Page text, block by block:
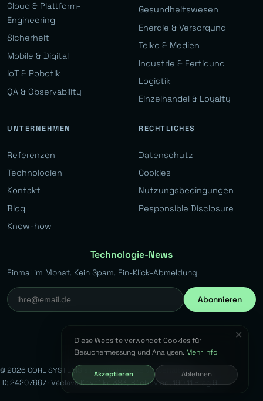
Cloud & Plattform-
Engineering
Sicherheit
Mobile & Digital
IoT & Robotik
QA & Observability
Gesundheitswesen
Energie & Versorgung
Telko & Medien
Industrie & Fertigung
Logistik
Einzelhandel & Loyalty
UNTERNEHMEN
Referenzen
Technologien
Kontakt
Blog
Know-how
RECHTLICHES
Datenschutz
Cookies
Nutzungsbedingungen
Responsible Disclosure
Technologie-News
Einmal im Monat. Kein Spam. Ein-Klick-Abmeldung.
Abonnieren
© 2026 CORE SYSTEMS s.r.o. Alle Rechte vorbehalten.
ID: 24207667 · Václava Kovaříka 383, Běchovice, 190 11 Prag 9
✕
Diese Website verwendet Cookies für
Besuchermessung und Analysen. Mehr Info
Akzeptieren Ablehnen